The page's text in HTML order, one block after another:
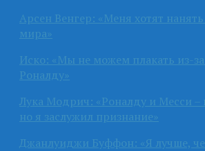
Арсен Венгер: «Меня хотят
мира»
Иско: «Мы не можем плакать из-
Роналду»
Лука Модрич: «Роналду и Месси –
но я заслужил признание»
Джанлуиджи Буффон: «Я лучше,